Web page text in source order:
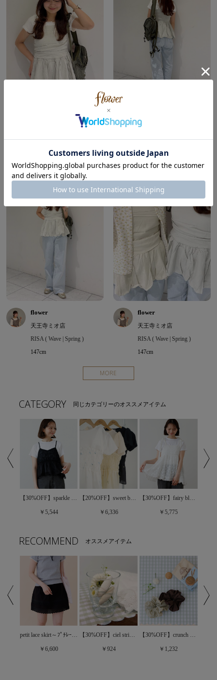
RISA ( Wave | Spring )
天王寺ミオ店
RISA ( Wave | Spring )
147cm
flower
天王寺ミオ店
RISA ( Wave | Spring )
147cm
flower
天王寺ミオ店
RISA ( Wave | Spring )
147cm
MORE
CATEGORY 同じカテゴリーのオススメアイテム
【30%OFF】sparkle bloom bustier～ｽﾊﾟｰｸﾙﾌﾞﾙｰﾑﾋﾞｽﾁｪ
￥5,544
【20%OFF】sweet bloom bustier～ｽｳｨｰﾄﾌﾞﾙｰﾑﾋﾞｽﾁｪ
￥6,336
【30%OFF】fairy bloom bustier～ﾌｪｱﾘｰﾌﾞﾙｰﾑﾋﾞｽﾁｪ
￥5,775
RECOMMEND オススメアイテム
petit lace skirt～ﾌﾟﾁﾚｰｽｽｶｰﾄ
￥6,600
【30%OFF】ciel stripe pin～ｼｴﾙｽﾄﾗｲﾌﾟﾋﾟﾝ
￥924
【30%OFF】crunch chouchou～ｸﾗﾝﾁｼｭｼｭ
￥1,232